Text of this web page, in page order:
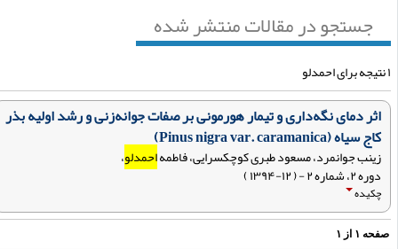
جستجو در مقالات منتشر شده
اثر دمای نگه‌داری و تیمار هورمونی بر صفات جوانه‌زنی و رشد اولیه بذر
کاج سیاه (Pinus nigra var. caramanica)
زینب جوانمرد، مسعود طبری کوچکسرایی، فاطمهاحمدلو،
دوره ۲، شماره ۲ - ( ۱۲-۱۳۹۴ )
چکیده
۱از ۱